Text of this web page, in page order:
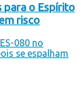
para o Espírito
risco